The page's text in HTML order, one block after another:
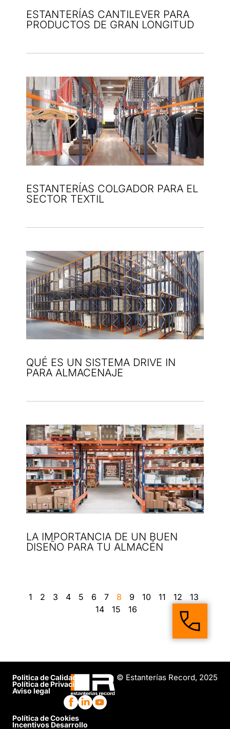
ESTANTERÍAS CANTILEVER PARA
PRODUCTOS DE GRAN LONGITUD
ESTANTERÍAS COLGADOR PARA EL
SECTOR TEXTIL
QUÉ ES UN SISTEMA DRIVE IN
PARA ALMACENAJE
LA IMPORTANCIA DE UN BUEN
DISEÑO PARA TU ALMACÉN
1 2 3 4 5 6 7 8 9 10 11 12
13
14
15 16
Politica de Calidad
Política de Privacidad
Aviso legal
Política de Cookies
Incentivos Desarrollo
© Estanterías Record, 2025